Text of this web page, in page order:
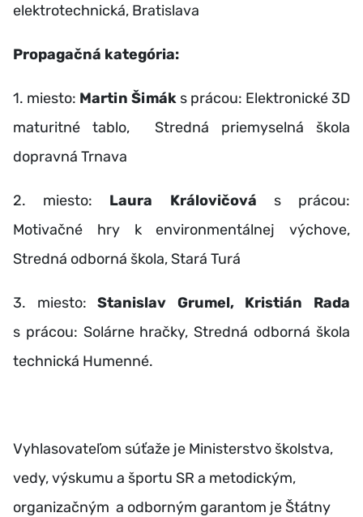
elektrotechnická, Bratislava
Propagačná kategória:
1. miesto: Martin Šimák s prácou: Elektronické 3D
maturitné tablo, Stredná priemyselná škola
dopravná Trnava
2. miesto: Laura Královičová s prácou:
Motivačné hry k environmentálnej výchove,
Stredná odborná škola, Stará Turá
3. miesto:Stanislav Grumel, Kristián Rada
s prácou: Solárne hračky, Stredná odborná škola
technická Humenné.
Vyhlasovateľom súťaže je Ministerstvo školstva,
vedy, výskumu a športu SR a metodickým,
organizačným a odborným garantom je Štátny